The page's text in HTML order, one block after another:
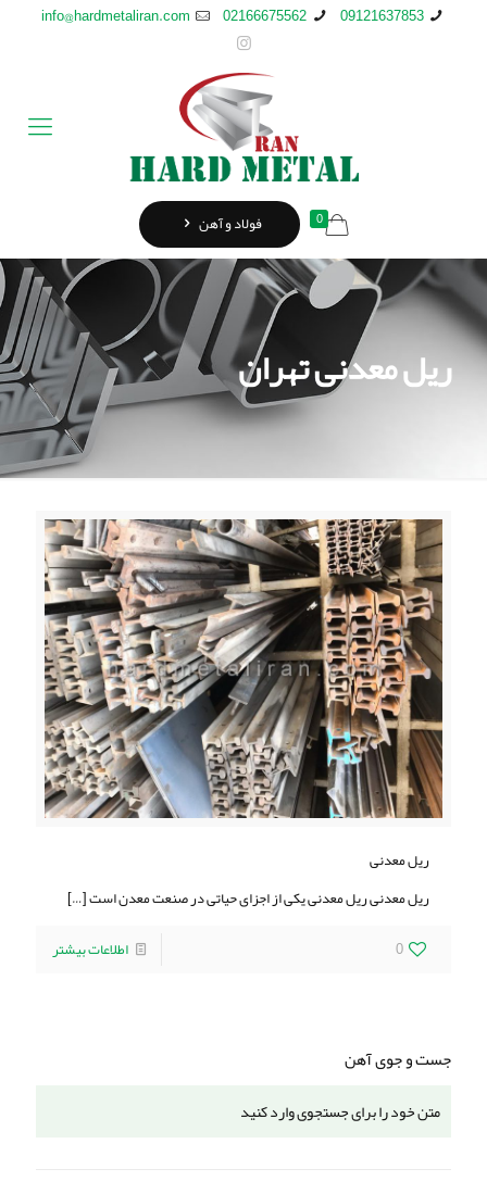
09121637853
02166675562
info@hardmetaliran.com
0 فولاد و آهن
ریل معدنی تهران
ریل معدنی
ریل معدنی ریل معدنی یکی از اجزای حیاتی در صنعت معدن است[…]
0
اطلاعات بیشتر
جست و جوی آهن